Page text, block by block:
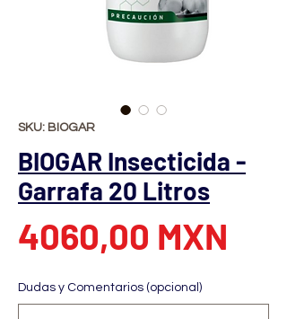
SKU: BIOGAR
BIOGAR Insecticida -
Garrafa 20 Litros
4060,00 MXN
Dudas y Comentarios (opcional)